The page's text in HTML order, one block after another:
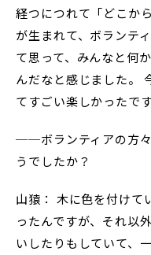
経つにつれて「どこか
が生まれて、ボランテ
て思って、みんなと何
んだなと感じました。
てすごい楽しかったです
──ボランティアの方
うでしたか？
山猿： 木に色を付けて
ったんですが、それ以
いしたりもしていて、